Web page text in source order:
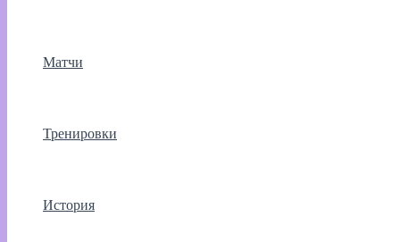
Матчи
Тренировки
История